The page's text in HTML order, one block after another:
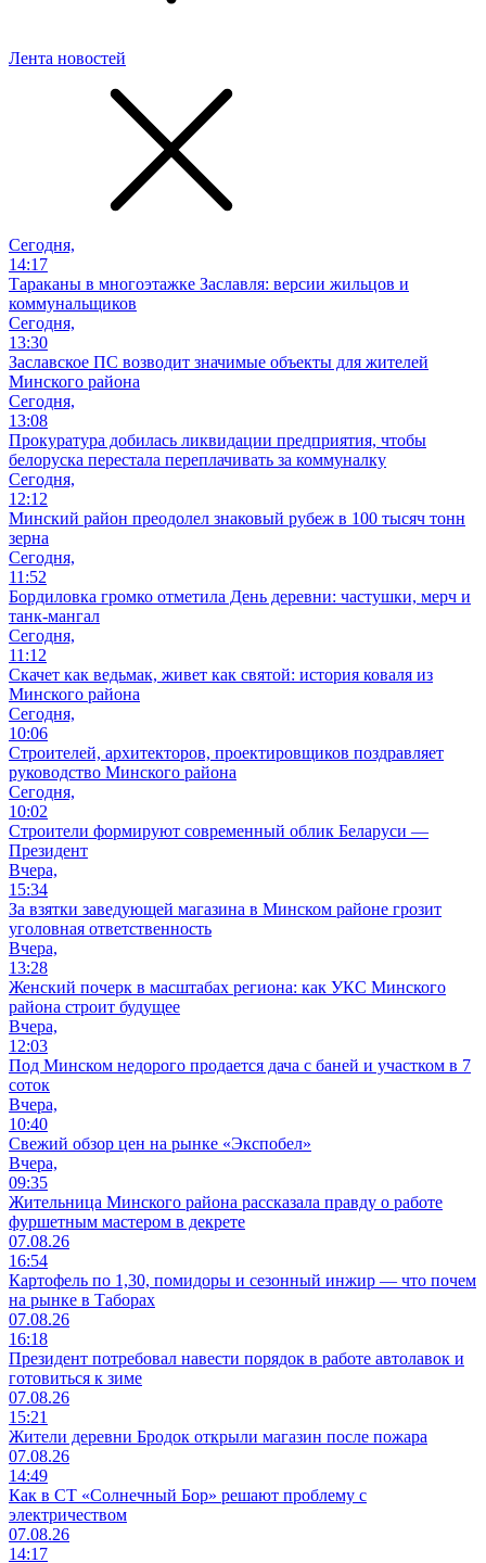
Лента новостей
Сегодня,
14:17
Тараканы в многоэтажке Заславля: версии жильцов и
коммунальщиков
Сегодня,
13:30
Заславское ПС возводит значимые объекты для жителей
Минского района
Сегодня,
13:08
Прокуратура добилась ликвидации предприятия, чтобы
белоруска перестала переплачивать за коммуналку
Сегодня,
12:12
Минский район преодолел знаковый рубеж в 100 тысяч тонн
зерна
Сегодня,
11:52
Бордиловка громко отметила День деревни: частушки, мерч и
танк-мангал
Сегодня,
11:12
Скачет как ведьмак, живет как святой: история коваля из
Минского района
Сегодня,
10:06
Cтроителей, архитекторов, проектировщиков поздравляет
руководство Минского района
Сегодня,
10:02
Строители формируют современный облик Беларуси —
Президент
Вчера,
15:34
За взятки заведующей магазина в Минском районе грозит
уголовная ответственность
Вчера,
13:28
Женский почерк в масштабах региона: как УКС Минского
района строит будущее
Вчера,
12:03
Под Минском недорого продается дача с баней и участком в 7
соток
Вчера,
10:40
Свежий обзор цен на рынке «Экспобел»
Вчера,
09:35
Жительница Минского района рассказала правду о работе
фуршетным мастером в декрете
07.08.26
16:54
Картофель по 1,30, помидоры и сезонный инжир — что почем
на рынке в Таборах
07.08.26
16:18
Президент потребовал навести порядок в работе автолавок и
готовиться к зиме
07.08.26
15:21
Жители деревни Бродок открыли магазин после пожара
07.08.26
14:49
Как в СТ «Солнечный Бор» решают проблему с
электричеством
07.08.26
14:17